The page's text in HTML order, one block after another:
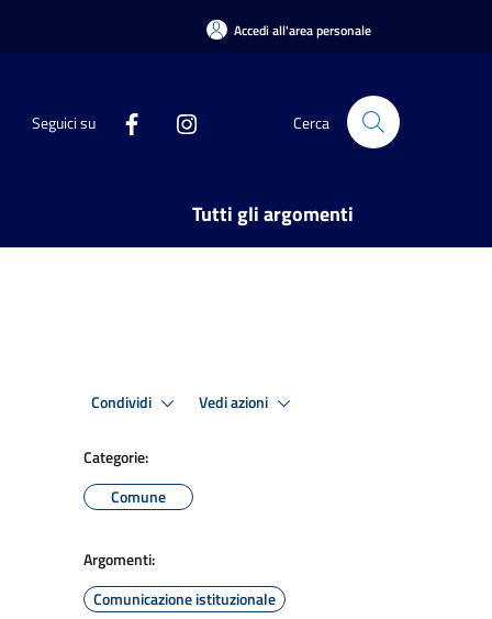
Accedi all'area personale
Seguici su Cerca
Tutti gli argomenti
Condividi Vedi azioni
Categorie:
Comune
Argomenti:
Comunicazione istituzionale